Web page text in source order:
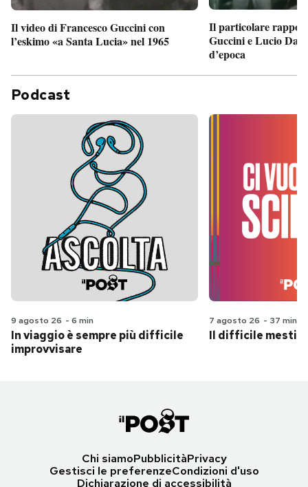
Il video di Francesco Guccini con
l’eskimo «a Santa Lucia» nel 1965
Il particolare
Guccini e Lucio
d’epoca
Podcast
9 agosto 26 - 6 min
In viaggio è sempre più difficile
improvvisare
7 agosto 26 - 37 min
Il difficile
Chi siamoPubblicitàPrivacy
Gestisci le preferenzeCondizioni d'uso
Dichiarazione di accessibilità